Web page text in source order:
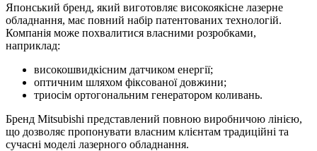
Японський бренд, який виготовляє високоякісне лазерне
обладнання, має повний набір патентованих технологій.
Компанія може похвалитися власними розробками,
наприклад:
високошвидкісним датчиком енергії;
оптичним шляхом фіксованої довжини;
триосім ортогональним генератором коливань.
Бренд Mitsubishi представлений повною виробничою лінією,
що дозволяє пропонувати власним клієнтам традиційні та
сучасні моделі лазерного обладнання.